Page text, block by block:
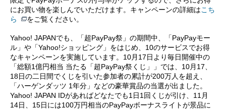
にお買い物を楽しんでいただけます。キャンペーンの詳細はこち
ら
をご覧ください。
Yahoo! JAPANでも、「超PayPay祭」の期間中、「PayPayモー
ル」や「Yahoo!ショッピング」をはじめ、10のサービスでお得
なキャンペーンを実施しています。10月17日より毎日開催中の
「総額1億円相当 当たる「超PayPay祭くじ」」では、10月17、
18日の二日間でくじを引いた参加者の累計が200万人を超え、
「ハーゲンダッツ 1年分」などの豪華賞品の当選が出ました。
Yahoo! JAPAN IDがあればどなたでも1日1回くじが引け、11月
14日、15日には100万円相当のPayPayボーナスライトが景品に